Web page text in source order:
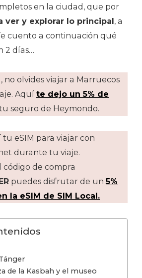
en la ciudad, que por
ver y explorar lo principal, a
cuento a continuación qué
2 días…
no olvides viajar a Marruecos
Aquí te dejo un 5% de
seguro de Heymondo.
eSIM para viajar con
durante tu viaje.
de compra
puedes disfrutar de un5%
la eSIM de SIM Local.
de la Kasbah y el museo